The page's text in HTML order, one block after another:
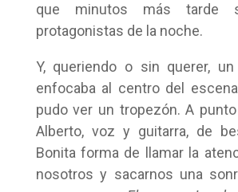
que minutos más tarde
protagonistas de la noche.
Y, queriendo o sin querer,
enfocaba al centro del
pudo ver un tropezón. A
Alberto, voz y guitarra, de
Bonita forma de llamar la
nosotros y sacarnos una